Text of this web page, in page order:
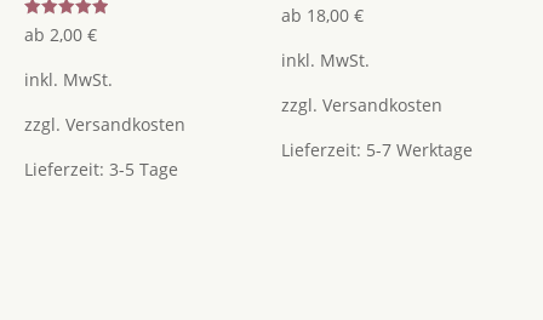
Bewertet
mit
von 5
ab 2,00 €
inkl. MwSt.
zzgl. Versandkosten
Lieferzeit: 3-5 Tage
Bewertet
mit
von 5
ab 18,00€
inkl. MwSt.
zzgl.Versandkosten
Lieferzeit: 5-7 Werktage